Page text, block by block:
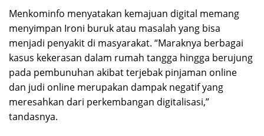
Menkominfo menyatakan kemajuan digital memang
menyimpan Ironi buruk atau masalah yang bisa
menjadi penyakit di masyarakat. “Maraknya berbagai
kasus kekerasan dalam rumah tangga hingga berujung
pada pembunuhan akibat terjebak pinjaman online
dan judi online merupakan dampak negatif yang
meresahkan dari perkembangan digitalisasi,”
tandasnya.